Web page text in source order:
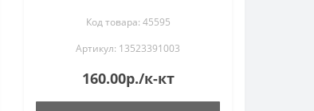
Код товара: 45595
Артикул: 13523391003
160.00р./к-кт